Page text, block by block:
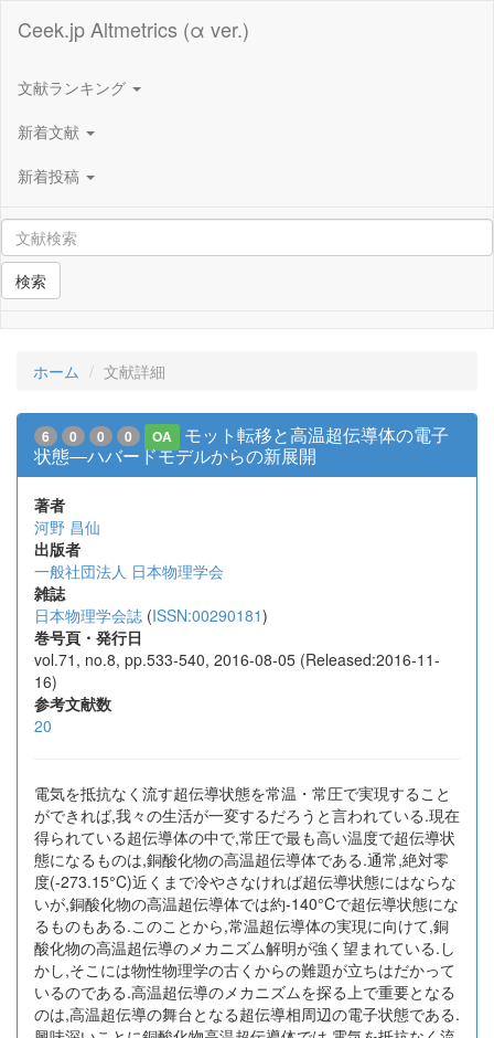
Ceek.jp Altmetrics (α ver.)
文献ランキング
新着文献
新着投稿
検索
ホーム 文献詳細
6 0 0 0 OA
モット転移と高温超伝導体の電子
状態―ハバードモデルからの新展開
著者
河野 昌仙
出版者
一般社団法人 日本物理学会
雑誌
日本物理学会誌 (ISSN:00290181)
巻号頁・発行日
vol.71, no.8, pp.533-540, 2016-08-05 (Released:2016-11-
16)
参考文献数
20
電気を抵抗なく流す超伝導状態を常温・常圧で実現すること
ができれば,我々の生活が一変するだろうと言われている.現在
得られている超伝導体の中で,常圧で最も高い温度で超伝導状
態になるものは,銅酸化物の高温超伝導体である.通常,絶対零
度(-273.15°C)近くまで冷やさなければ超伝導状態にはならな
いが,銅酸化物の高温超伝導体では約-140°Cで超伝導状態にな
るものもある.このことから,常温超伝導体の実現に向けて,銅
酸化物の高温超伝導のメカニズム解明が強く望まれている.し
かし,そこには物性物理学の古くからの難題が立ちはだかって
いるのである.高温超伝導のメカニズムを探る上で重要となる
のは,高温超伝導の舞台となる超伝導相周辺の電子状態である.